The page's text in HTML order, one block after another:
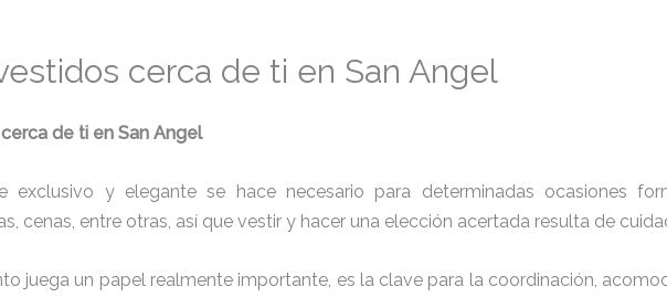
cerca de ti en San Angel
de ti en San Angel
exclusivo y elegante se hace necesario para determinadas ocasiones
cenas, entre otras, así que vestir y hacer una elección acertada resulta de
juega un papel realmente importante, es la clave para la coordinación,